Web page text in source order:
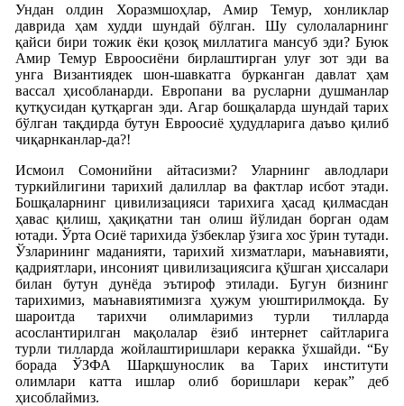
Ундан олдин Хоразмшоҳлар, Амир Темур, хонликлар
даврида ҳам худди шундай бўлган. Шу сулолаларнинг
қайси бири тожик ёки қозоқ миллатига мансуб эди? Буюк
Амир Темур Евроосиёни бирлаштирган улуғ зот эди ва
унга Византиядек шон-шавкатга бурканган давлат ҳам
вассал ҳисобланарди. Европани ва русларни душманлар
қутқусидан қутқарган эди. Агар бошқаларда шундай тарих
бўлган тақдирда бутун Евроосиё ҳудудларига даъво қилиб
чиқарнканлар-да?!
Исмоил Сомонийни айтасизми? Уларнинг авлодлари
туркийлигини тарихий далиллар ва фактлар исбот этади.
Бошқаларнинг цивилизацияси тарихига ҳасад қилмасдан
ҳавас қилиш, ҳақиқатни тан олиш йўлидан борган одам
ютади. Ўрта Осиё тарихида ўзбеклар ўзига хос ўрин тутади.
Ўзларининг маданияти, тарихий хизматлари, маънавияти,
қадриятлари, инсоният цивилизациясига қўшган ҳиссалари
билан бутун дунёда эътироф этилади. Бугун бизнинг
тарихимиз, маънавиятимизга ҳужум уюштирилмоқда. Бу
шароитда тарихчи олимларимиз турли тилларда
асослантирилган мақолалар ёзиб интернет сайтларига
турли тилларда жойлаштиришлари керакка ўхшайди. “Бу
борада ЎЗФА Шарқшунослик ва Тарих институти
олимлари катта ишлар олиб боришлари керак” деб
ҳисоблаймиз.